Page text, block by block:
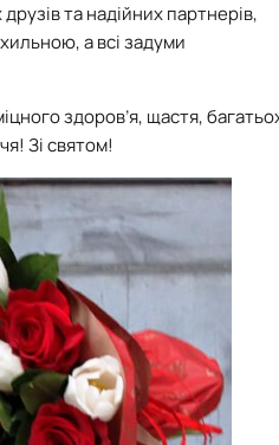
та надійних партнерів,
а всі задуми
здоров’я, щастя,
Зі святом!